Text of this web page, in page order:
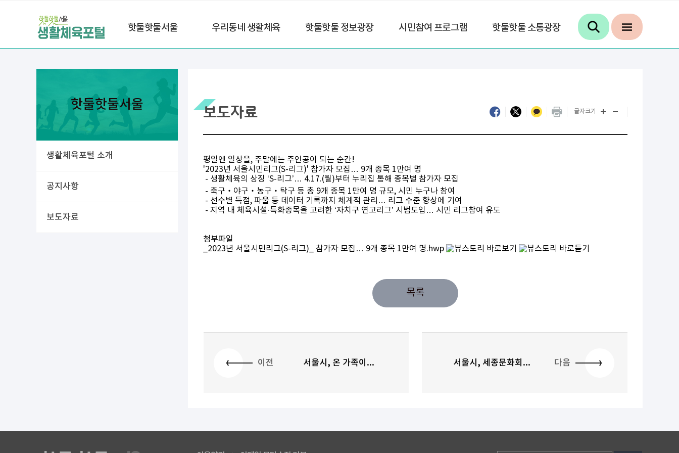
핫둘핫둘서울 우리동네 생활체육 핫둘핫둘 정보광장 시민참여 프로그램 핫둘핫둘 소통광장
핫둘핫둘서울
생활체육포털 소개
공지사항
보도자료
보도자료 글자크기
평일엔 일상을, 주말에는 주인공이 되는 순간!
'2023년 서울시민리그(S-리그)' 참가자 모집… 9개 종목 1만여 명
- 생활체육의 상징 ‘S-리그’… 4.17.(월)부터 누리집 통해 종목별 참가자 모집
- 축구‧야구‧농구‧탁구 등 총 9개 종목 1만여 명 규모, 시민 누구나 참여
- 선수별 득점, 파울 등 데이터 기록까지 체계적 관리… 리그 수준 향상에 기여
- 지역 내 체육시설·특화종목을 고려한 ‘자치구 연고리그’ 시범도입… 시민 리그참여 유도
첨부파일
_2023년 서울시민리그(S-리그)_ 참가자 모집… 9개 종목 1만여 명.hwp
목록
이전 서울시, 온 가족이... 서울시, 세종문화회... 다음